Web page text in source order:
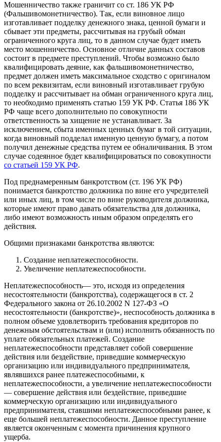
Мошенничество также граничит со ст. 186 УК РФ
(Фальшивомонетничество). Так, если виновное лицо
изготавливает подделку денежного знака, ценной бумаги и
сбывает эти предметы, рассчитывая на грубый обман
ограниченного круга лиц, то в данном случае будет иметь
место мошенничество. Основное отличие данных составов
состоит в предмете преступлений. Чтобы возможно было
квалифицировать деяние, как фальшивомонетничество,
предмет должен иметь максимальное сходство с оригиналом
по всем реквизитам, если виновный изготавливает грубую
подделку и рассчитывает на обман ограниченного круга лиц,
то необходимо применять статью 159 УК РФ. Статья 186 УК
РФ чаще всего дополнительно по совокупности
ответственность за хищение не устанавливает. За
исключением, сбыта именных ценных бумаг в той ситуации,
когда виновный подделал именную ценную бумагу, а потом
получил денежные средства путем ее обналичивания. В этом
случае содеянное будет квалифицироваться по совокупности
со статьей 159 УК РФ.
Под преднамеренным банкротством (ст. 196 УК РФ)
понимается банкротство должника по вине его учредителей
или иных лиц, в том числе по вине руководителя должника,
которые имеют право давать обязательства для должника,
либо имеют возможность иным образом определять его
действия.
Общими признаками банкротства являются:
Создание неплатежеспособности.
Увеличение неплатежеспособности.
Неплатежеспособность— это, исходя из определения
несостоятельности (банкротства), содержащегося в ст. 2
Федерального закона от 26.10.2002 N 127-ФЗ «О
несостоятельности (банкротстве)», неспособность должника в
полном объеме удовлетворить требования кредиторов по
денежным обстоятельствам и (или) исполнить обязанность по
уплате обязательных платежей. Создание
неплатежеспособности представляет собой совершение
действия или бездействие, приведшие коммерческую
организацию или индивидуального предпринимателя,
являвшихся ранее платежеспособными, к
неплатежеспособности, а увеличение неплатежеспособности
— совершение действия или бездействие, приведшие
коммерческую организацию или индивидуального
предпринимателя, ставшими неплатежеспособными ранее, к
еще большей неплатежеспособности. Данное преступление
является оконченным с момента причинения крупного
ущерба.